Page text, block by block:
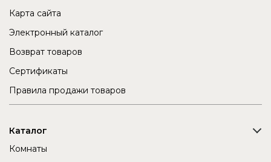
Карта сайта
Электронный каталог
Возврат товаров
Сертификаты
Правила продажи товаров
Каталог
Комнаты